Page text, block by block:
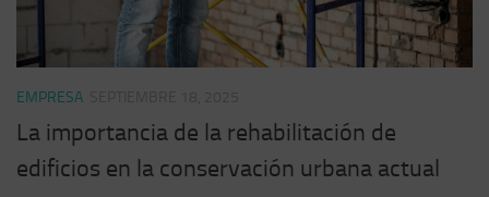
EMPRESA
La importancia de la rehabilitación de
edificios en la conservación urbana actual